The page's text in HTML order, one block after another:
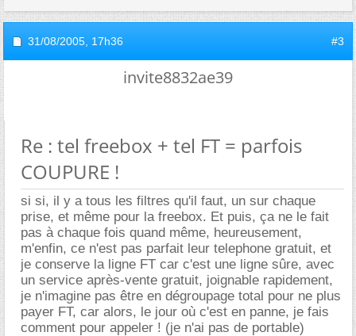
31/08/2005, 17h36 #3
invite8832ae39
Re : tel freebox + tel FT = parfois
COUPURE !
si si, il y a tous les filtres qu'il faut, un sur chaque
prise, et même pour la freebox. Et puis, ça ne le fait
pas à chaque fois quand même, heureusement,
m'enfin, ce n'est pas parfait leur telephone gratuit, et
je conserve la ligne FT car c'est une ligne sûre, avec
un service après-vente gratuit, joignable rapidement,
je n'imagine pas être en dégroupage total pour ne plus
payer FT, car alors, le jour où c'est en panne, je fais
comment pour appeler ! (je n'ai pas de portable)